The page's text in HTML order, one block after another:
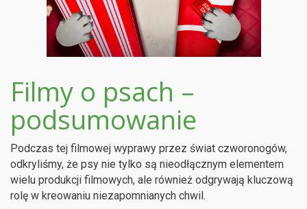
Filmy o psach –
podsumowanie
Podczas tej filmowej wyprawy przez świat czworonogów,
odkryliśmy, że psy nie tylko są nieodłącznym elementem
wielu produkcji filmowych, ale również odgrywają kluczową
rolę w kreowaniu niezapomnianych chwil.